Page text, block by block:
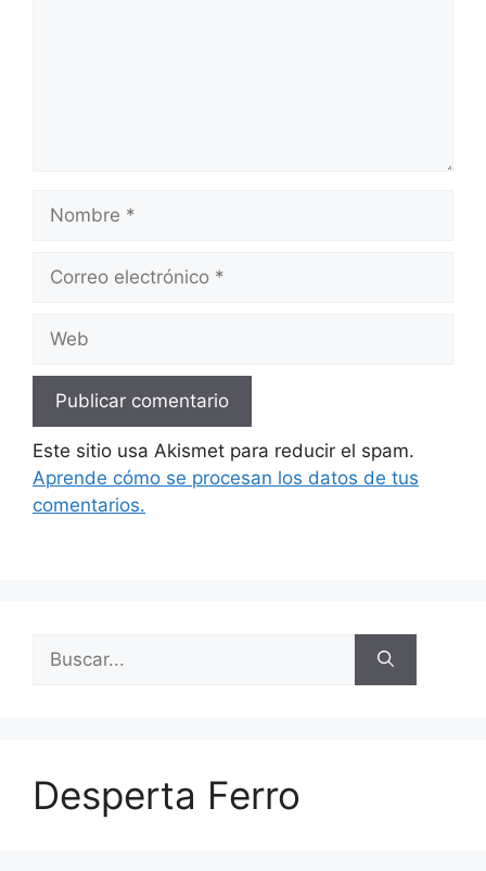
Nombre
Correo
Web
Este sitio usa Akismet para reducir el spam.
Aprende cómo se procesan los datos de tus
comentarios.
Desperta Ferro